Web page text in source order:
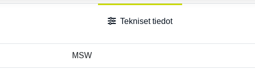
Tekniset tiedot
MSW